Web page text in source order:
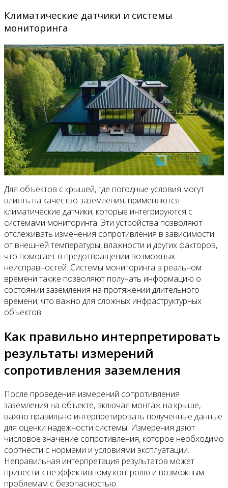
Климатические датчики и системы
мониторинга
Для объектов с крышей, где погодные условия могут
влиять на качество заземления, применяются
климатические датчики, которые интегрируются с
системами мониторинга. Эти устройства позволяют
отслеживать изменения сопротивления в зависимости
от внешней температуры, влажности и других факторов,
что помогает в предотвращении возможных
неисправностей. Системы мониторинга в реальном
времени также позволяют получать информацию о
состоянии заземления на протяжении длительного
времени, что важно для сложных инфраструктурных
объектов.
Как правильно интерпретировать
результаты измерений
сопротивления заземления
После проведения измерений сопротивления
заземления на объекте, включая монтаж на крыше,
важно правильно интерпретировать полученные данные
для оценки надежности системы. Измерения дают
числовое значение сопротивления, которое необходимо
соотнести с нормами и условиями эксплуатации.
Неправильная интерпретация результатов может
привести к неэффективному контролю и возможным
проблемам с безопасностью.